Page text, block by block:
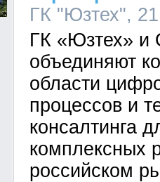
ГК "Юзтех",
ГК «Юзтех»
объединяют
области
процессов и
консалтинга
комплексных
российском